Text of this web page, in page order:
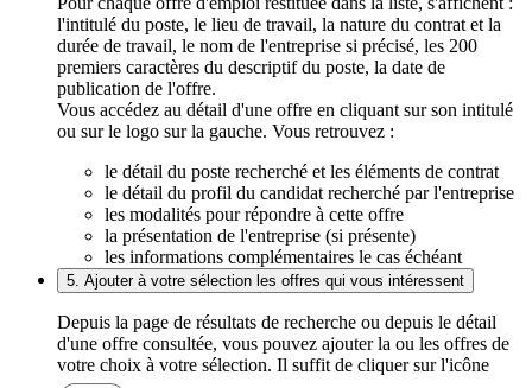
l'intitulé du poste, le lieu de travail, la nature du contrat et la
durée de travail, le nom de l'entreprise si précisé, les 200
premiers caractères du descriptif du poste, la date de
publication de l'offre.
Vous accédez au détail d'une offre en cliquant sur son intitulé
ou sur le logo sur la gauche. Vous retrouvez :
le détail du poste recherché et les éléments de contrat
le détail du profil du candidat recherché par l'entreprise
les modalités pour répondre à cette offre
la présentation de l'entreprise (si présente)
les informations complémentaires le cas échéant
5. Ajouter à votre sélection les offres qui vous intéressent
Depuis la page de résultats de recherche ou depuis le détail
d'une offre consultée, vous pouvez ajouter la ou les offres de
votre choix à votre sélection. Il suffit de cliquer sur l'icône